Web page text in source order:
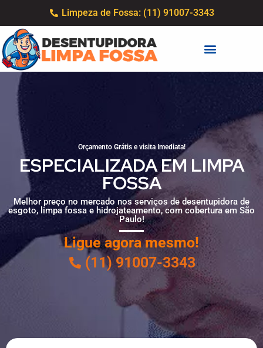
Limpeza de Fossa: (11) 91007-3343
Orçamento Grátis e visita Imediata!
ESPECIALIZADA EM LIMPA
FOSSA
Melhor preço no mercado nos serviços de desentupidora de
esgoto, limpa fossa e hidrojateamento, com cobertura em São
Paulo!
Ligue agora mesmo!
(11) 91007-3343